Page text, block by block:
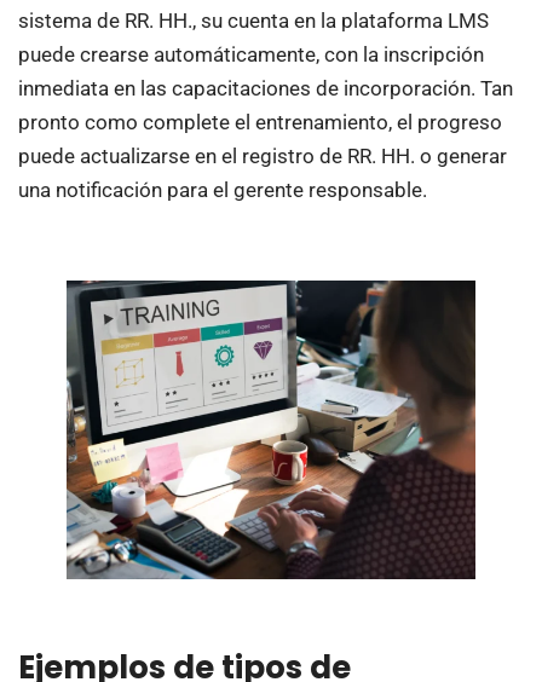
sistema de RR. HH., su cuenta en la plataforma LMS
puede crearse automáticamente, con la inscripción
inmediata en las capacitaciones de incorporación. Tan
pronto como complete el entrenamiento, el progreso
puede actualizarse en el registro de RR. HH. o generar
una notificación para el gerente responsable.
Ejemplos de tipos de